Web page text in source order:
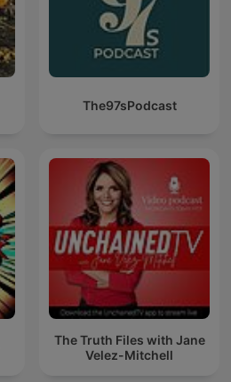
The97sPodcast
The Truth Files with Jane
Velez-Mitchell